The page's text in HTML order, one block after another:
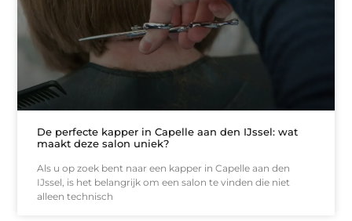
De perfecte kapper in Capelle aan den IJssel: wat
maakt deze salon uniek?
Als u op zoek bent naar een kapper in Capelle aan den
IJssel, is het belangrijk om een salon te vinden die niet
alleen technisch